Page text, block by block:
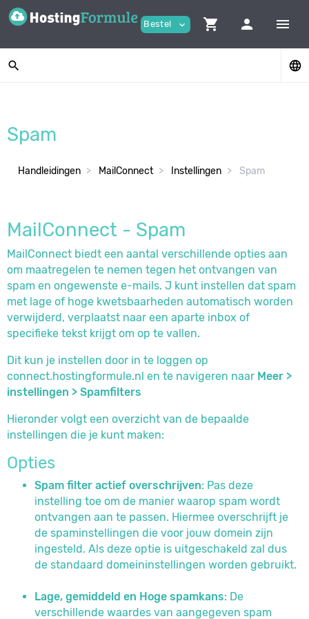
Bestel expand_more shopping_cart person menu
search language
Spam
Handleidingen MailConnect Instellingen Spam
MailConnect - Spam
MailConnect biedt een aantal verschillende opties aan
om maatregelen te nemen tegen het ontvangen van
spam en ongewenste e-mails. J kunt instellen dat spam
met lage of hoge kwetsbaarheden automatisch worden
verwijderd, verplaatst naar een aparte inbox of
specifieke tekst krijgt om op te vallen.
Dit kun je instellen door in te loggen op
connect.hostingformule.nl en te navigeren naar Meer >
instellingen > Spamfilters
Hieronder volgt een overzicht van de bepaalde
instellingen die je kunt maken:
Opties
Spam filter actief overschrijven: Pas deze
instelling toe om de manier waarop spam wordt
ontvangen aan te passen. Hiermee overschrijft je
de spaminstellingen die voor jouw domein zijn
ingesteld. Als deze optie is uitgeschakeld zal dus
de standaard domeininstellingen worden gebruikt.
Lage, gemiddeld en Hoge spamkans: De
verschillende waardes van aangegeven spam